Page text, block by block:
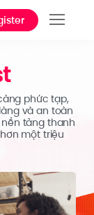
Trợ
phức tạp,
và an toàn
nền tảng thanh
một triệu